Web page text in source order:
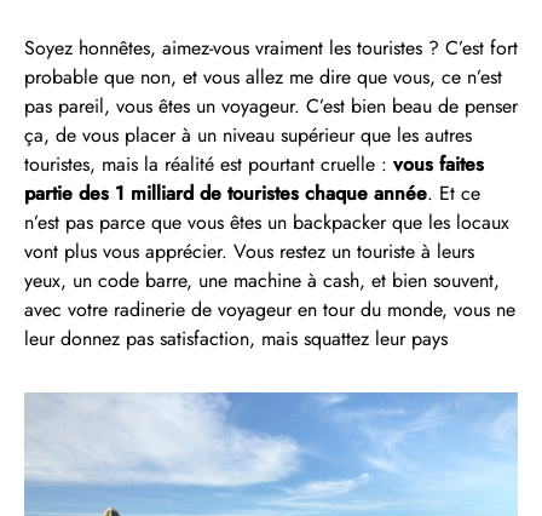
Soyez honnêtes, aimez-vous vraiment les touristes ? C’est fort
probable que non, et vous allez me dire que vous, ce n’est
pas pareil, vous êtes un voyageur. C’est bien beau de penser
ça, de vous placer à un niveau supérieur que les autres
touristes, mais la réalité est pourtant cruelle : vous faites
partie des 1 milliard de touristes chaque année. Et ce
n’est pas parce que vous êtes un backpacker que les locaux
vont plus vous apprécier. Vous restez un touriste à leurs
yeux, un code barre, une machine à cash, et bien souvent,
avec votre radinerie de voyageur en tour du monde, vous ne
leur donnez pas satisfaction, mais squattez leur pays